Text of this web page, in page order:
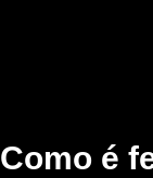
Como é